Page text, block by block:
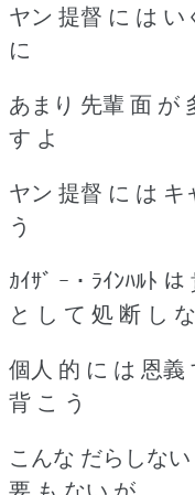
ヤン 提督 に は い
に
あまり 先輩 面 が
す よ
ヤン 提督 に は キ
う
ｶｲｻﾞ ｰ ･ ﾗｲﾝﾊﾙﾄ
と し て 処 断 し
個人 的 に は 恩義
背 こ う
こんな だらしな